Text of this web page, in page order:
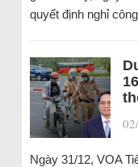
quyết định nghỉ
Ngày 31/12, VOA